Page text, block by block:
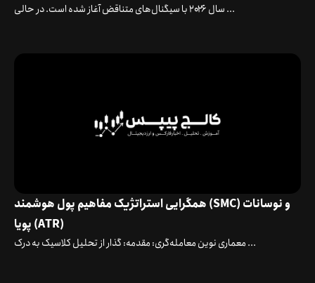
سال ۲۰۲۶ با سیگنال‌های متناقض آغاز شده است. در حالی ...
همگرایی استراتژیک مفاهیم پول هوشمند (SMC) و نوسانات
پویا (ATR)
معماری نوین معامله‌گری: مقدمه: گذار از تحلیل کلاسیک به درک ...